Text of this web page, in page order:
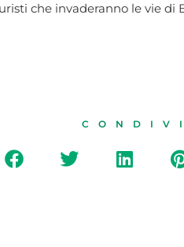
che invaderanno le vie di